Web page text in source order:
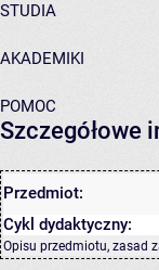
STUDIA
AKADEMIKI
POMOC
Szczegółowe
Przedmiot:
Cykl dydaktyczny:
Opisu przedmiotu, zasad